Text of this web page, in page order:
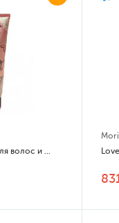
Добрый Мишка Гель для волос и тела 2 в 1